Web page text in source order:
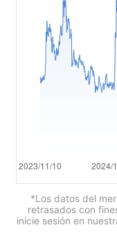
简体中文
繁體中文
Tiếng việt
Bahasa Indonesia
Bahasa Melayu
*Los datos del
retrasados con
inicie sesión en